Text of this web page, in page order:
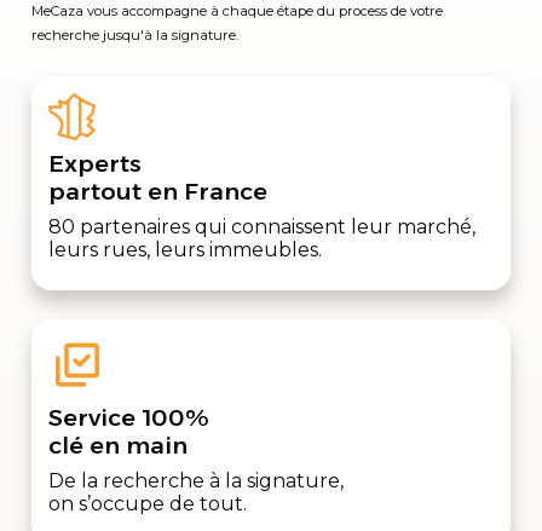
MeCaza vous accompagne à chaque étape du process de votre
recherche jusqu'à la signature.
Experts
partout en France
80 partenaires qui connaissent leur marché,
leurs rues, leurs immeubles.
Service 100%
clé en main
De la recherche à la signature,
on s’occupe de tout.